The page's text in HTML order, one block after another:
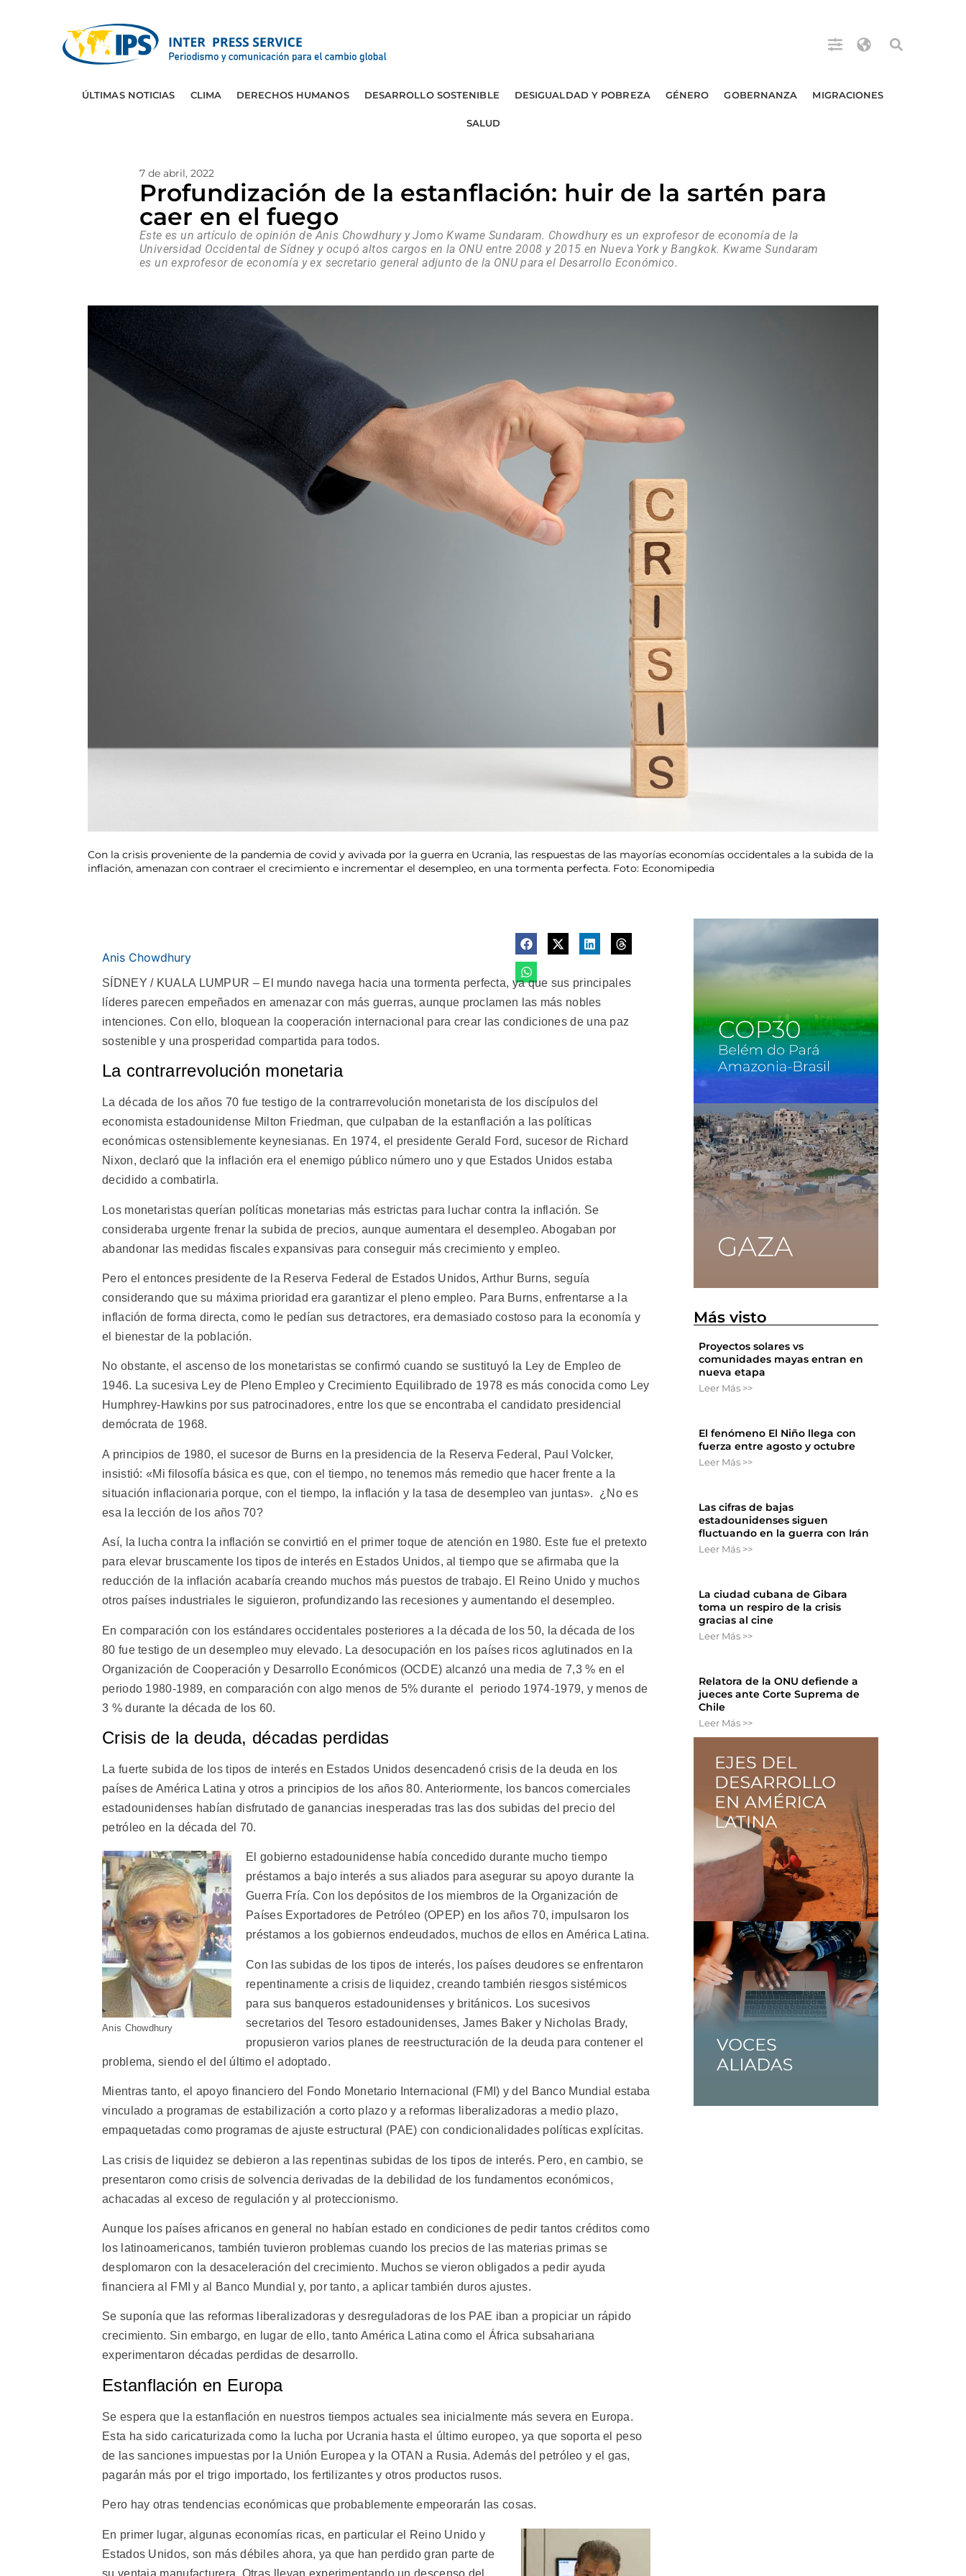
ÚLTIMAS NOTICIAS CLIMA DERECHOS HUMANOS DESARROLLO SOSTENIBLE DESIGUALDAD Y POBREZA GÉNERO GOBERNANZA MIGRACIONES
SALUD
7 de abril, 2022
Profundización de la estanflación: huir de la sartén para
caer en el fuego
Este es un artículo de opinión de Anis Chowdhury y Jomo Kwame Sundaram. Chowdhury es un exprofesor de economía de la
Universidad Occidental de Sídney y ocupó altos cargos en la ONU entre 2008 y 2015 en Nueva York y Bangkok. Kwame Sundaram
es un exprofesor de economía y ex secretario general adjunto de la ONU para el Desarrollo Económico.
Con la crisis proveniente de la pandemia de covid y avivada por la guerra en Ucrania, las respuestas de las mayorías economías occidentales a la subida de la
inflación, amenazan con contraer el crecimiento e incrementar el desempleo, en una tormenta perfecta. Foto: Economipedia
Anis Chowdhury
SÍDNEY / KUALA LUMPUR – El mundo navega hacia una tormenta perfecta, ya que sus principales
líderes parecen empeñados en amenazar con más guerras, aunque proclamen las más nobles
intenciones. Con ello, bloquean la cooperación internacional para crear las condiciones de una paz
sostenible y una prosperidad compartida para todos.
La contrarrevolución monetaria
La década de los años 70 fue testigo de la contrarrevolución monetarista de los discípulos del
economista estadounidense Milton Friedman, que culpaban de la estanflación a las políticas
económicas ostensiblemente keynesianas. En 1974, el presidente Gerald Ford, sucesor de Richard
Nixon, declaró que la inflación era el enemigo público número uno y que Estados Unidos estaba
decidido a combatirla.
Los monetaristas querían políticas monetarias más estrictas para luchar contra la inflación. Se
consideraba urgente frenar la subida de precios, aunque aumentara el desempleo. Abogaban por
abandonar las medidas fiscales expansivas para conseguir más crecimiento y empleo.
Pero el entonces presidente de la Reserva Federal de Estados Unidos, Arthur Burns, seguía
considerando que su máxima prioridad era garantizar el pleno empleo. Para Burns, enfrentarse a la
inflación de forma directa, como le pedían sus detractores, era demasiado costoso para la economía y
el bienestar de la población.
No obstante, el ascenso de los monetaristas se confirmó cuando se sustituyó la Ley de Empleo de
1946. La sucesiva Ley de Pleno Empleo y Crecimiento Equilibrado de 1978 es más conocida como Ley
Humphrey-Hawkins por sus patrocinadores, entre los que se encontraba el candidato presidencial
demócrata de 1968.
A principios de 1980, el sucesor de Burns en la presidencia de la Reserva Federal, Paul Volcker,
insistió: «Mi filosofía básica es que, con el tiempo, no tenemos más remedio que hacer frente a la
situación inflacionaria porque, con el tiempo, la inflación y la tasa de desempleo van juntas». ¿No es
esa la lección de los años 70?
Así, la lucha contra la inflación se convirtió en el primer toque de atención en 1980. Este fue el pretexto
para elevar bruscamente los tipos de interés en Estados Unidos, al tiempo que se afirmaba que la
reducción de la inflación acabaría creando muchos más puestos de trabajo. El Reino Unido y muchos
otros países industriales le siguieron, profundizando las recesiones y aumentando el desempleo.
En comparación con los estándares occidentales posteriores a la década de los 50, la década de los
80 fue testigo de un desempleo muy elevado. La desocupación en los países ricos aglutinados en la
Organización de Cooperación y Desarrollo Económicos (OCDE) alcanzó una media de 7,3 % en el
periodo 1980-1989, en comparación con algo menos de 5% durante el periodo 1974-1979, y menos de
3 % durante la década de los 60.
Crisis de la deuda, décadas perdidas
La fuerte subida de los tipos de interés en Estados Unidos desencadenó crisis de la deuda en los
países de América Latina y otros a principios de los años 80. Anteriormente, los bancos comerciales
estadounidenses habían disfrutado de ganancias inesperadas tras las dos subidas del precio del
petróleo en la década del 70.
Anis Chowdhury
El gobierno estadounidense había concedido durante mucho tiempo
préstamos a bajo interés a sus aliados para asegurar su apoyo durante la
Guerra Fría. Con los depósitos de los miembros de la Organización de
Países Exportadores de Petróleo (OPEP) en los años 70, impulsaron los
préstamos a los gobiernos endeudados, muchos de ellos en América Latina.
Con las subidas de los tipos de interés, los países deudores se enfrentaron
repentinamente a crisis de liquidez, creando también riesgos sistémicos
para sus banqueros estadounidenses y británicos. Los sucesivos
secretarios del Tesoro estadounidenses, James Baker y Nicholas Brady,
propusieron varios planes de reestructuración de la deuda para contener el
problema, siendo el del último el adoptado.
Mientras tanto, el apoyo financiero del Fondo Monetario Internacional (FMI) y del Banco Mundial estaba
vinculado a programas de estabilización a corto plazo y a reformas liberalizadoras a medio plazo,
empaquetadas como programas de ajuste estructural (PAE) con condicionalidades políticas explícitas.
Las crisis de liquidez se debieron a las repentinas subidas de los tipos de interés. Pero, en cambio, se
presentaron como crisis de solvencia derivadas de la debilidad de los fundamentos económicos,
achacadas al exceso de regulación y al proteccionismo.
Aunque los países africanos en general no habían estado en condiciones de pedir tantos créditos como
los latinoamericanos, también tuvieron problemas cuando los precios de las materias primas se
desplomaron con la desaceleración del crecimiento. Muchos se vieron obligados a pedir ayuda
financiera al FMI y al Banco Mundial y, por tanto, a aplicar también duros ajustes.
Se suponía que las reformas liberalizadoras y desreguladoras de los PAE iban a propiciar un rápido
crecimiento. Sin embargo, en lugar de ello, tanto América Latina como el África subsahariana
experimentaron décadas perdidas de desarrollo.
Estanflación en Europa
Se espera que la estanflación en nuestros tiempos actuales sea inicialmente más severa en Europa.
Esta ha sido caricaturizada como la lucha por Ucrania hasta el último europeo, ya que soporta el peso
de las sanciones impuestas por la Unión Europea y la OTAN a Rusia. Además del petróleo y el gas,
pagarán más por el trigo importado, los fertilizantes y otros productos rusos.
Pero hay otras tendencias económicas que probablemente empeorarán las cosas.
En primer lugar, algunas economías ricas, en particular el Reino Unido y
Estados Unidos, son más débiles ahora, ya que han perdido gran parte de
su ventaja manufacturera. Otras llevan experimentando un descenso del
Más visto
Proyectos solares vs
comunidades mayas entran en
nueva etapa
Leer Más >>
El fenómeno El Niño llega con
fuerza entre agosto y octubre
Leer Más >>
Las cifras de bajas
estadounidenses siguen
fluctuando en la guerra con Irán
Leer Más >>
La ciudad cubana de Gibara
toma un respiro de la crisis
gracias al cine
Leer Más >>
Relatora de la ONU defiende a
jueces ante Corte Suprema de
Chile
Leer Más >>